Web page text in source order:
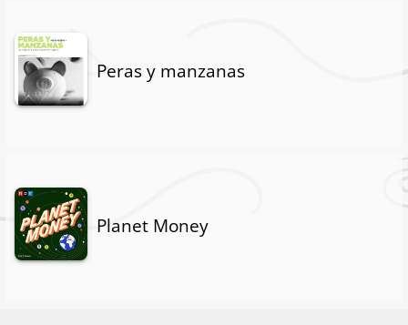
Peras y manzanas
Planet Money